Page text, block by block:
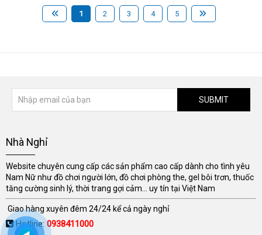
1 2 3 4 5
SUBMIT
Nhà Nghỉ
Website chuyên cung cấp các sản phẩm cao cấp dành cho tình yêu
Nam Nữ như đồ chơi người lớn, đồ chơi phòng the, gel bôi trơn, thuốc
tăng cường sinh lý, thời trang gợi cảm... uy tín tại Việt Nam
Giao hàng xuyên đêm 24/24 kể cả ngày nghỉ
Hotline: 0938411000